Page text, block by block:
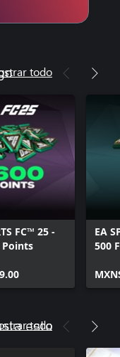
Ultimate Team
todo
FC™ 25 -
Points
EA
500
esto
todo